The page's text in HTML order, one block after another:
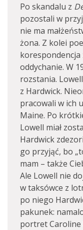
Po skandalu z
pozostali w
nie ma
żona. Z kolei
oddychanie. W
rozstania.
z Hardwick.
pracowali w ich
Maine. Po
Lowell miał
Hardwick
go przyjąć, bo
mam – także
Ale Lowell nie
w taksówce z
po niego
pakunek:
portret Caroline